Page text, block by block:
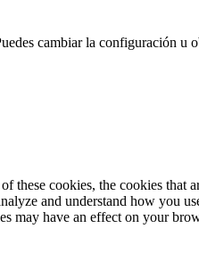
cambiar la configuración u
cookies, the cookies that
and understand how you
may have an effect on your